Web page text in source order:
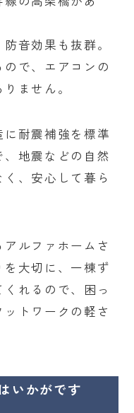
音効果も抜群。
で、エアコンの
ません。
耐震補強を標準
地震などの自然
、安心して暮ら
ルファホームさ
大切に、一棟ず
れるので、困っ
トワークの軽さ
いかがです